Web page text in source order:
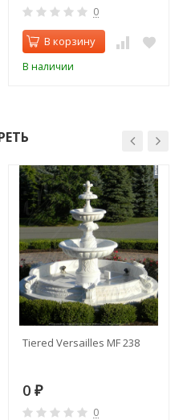
0
В корзину
В наличии
Tiered Versailles MF 238
0 ₽
0